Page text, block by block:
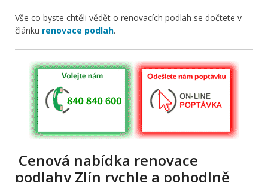
Vše co byste chtěli vědět o renovacích podlah se dočtete v
článku renovace podlah.
Cenová nabídka renovace
podlahy Zlín rychle a pohodlně